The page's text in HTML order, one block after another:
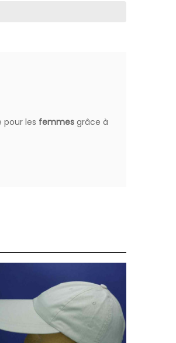
pour les femmes grâce à